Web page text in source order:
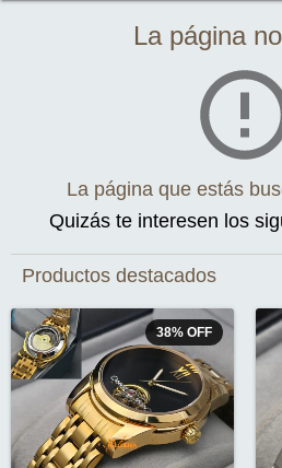
La página
La página que estás
Quizás te interesen los
Productos destacados
38% OFF